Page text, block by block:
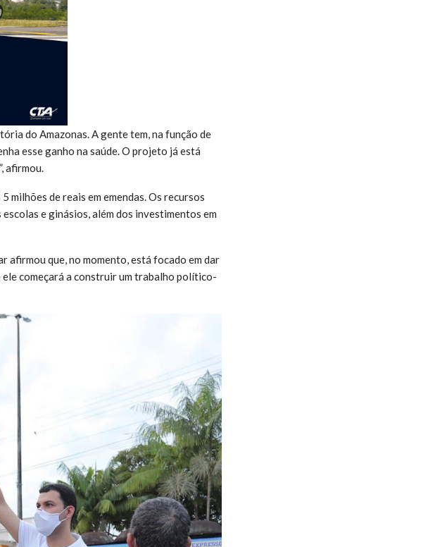
do Amazonas. A gente tem, na função de
esse ganho na saúde. O projeto já está
afirmou.
milhões de reais em emendas. Os recursos
e ginásios, além dos investimentos em
que, no momento, está focado em dar
começará a construir um trabalho político-